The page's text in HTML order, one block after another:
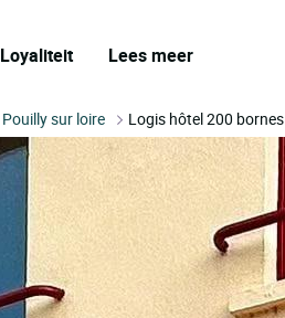
Loyaliteit Lees meer
Pouilly sur loire Logis hôtel 200 bornes